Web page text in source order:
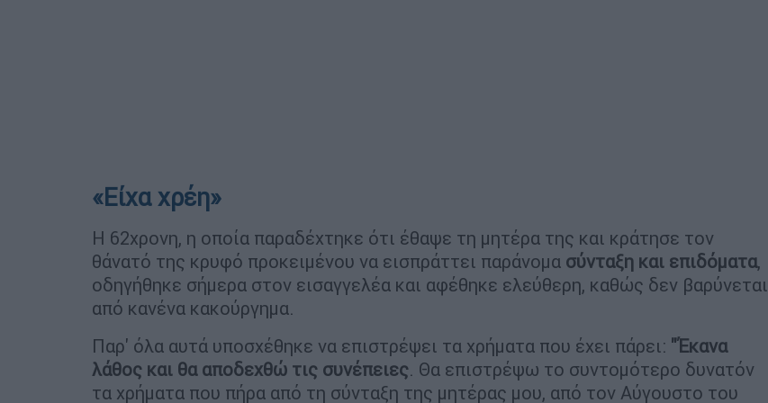
«Είχα χρέη»
Η 62χρονη, η οποία παραδέχτηκε ότι έθαψε τη μητέρα της και κράτησε τον
θάνατό της κρυφό προκειμένου να εισπράττει παράνομα σύνταξη και επιδόματα,
οδηγήθηκε σήμερα στον εισαγγελέα και αφέθηκε ελεύθερη, καθώς δεν βαρύνεται
από κανένα κακούργημα.
Παρ' όλα αυτά υποσχέθηκε να επιστρέψει τα χρήματα που έχει πάρει: "Έκανα
λάθος και θα αποδεχθώ τις συνέπειες. Θα επιστρέψω το συντομότερο δυνατόν
τα χρήματα που πήρα από τη σύνταξη της μητέρας μου, από τον Αύγουστο του